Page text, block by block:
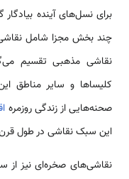
برای نسل‌های آینده
چند بخش مجزا شامل
نقاشی مذهبی تقسیم
کلیساها و سایر مناطق
صحنه‌هایی از زندگی روزمره
این سبک نقاشی در طول
نقاشی‌های صخره‌ای نیز